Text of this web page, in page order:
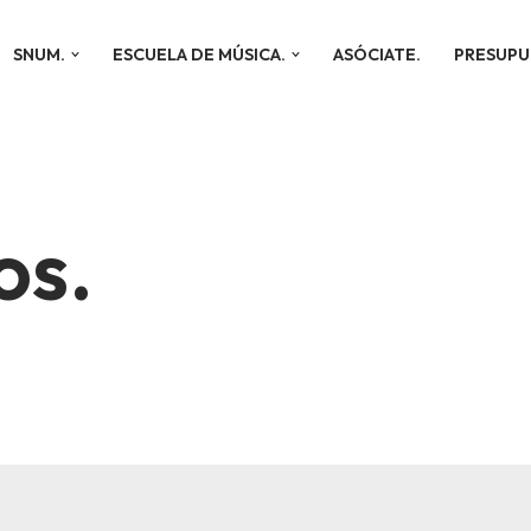
SNUM. ESCUELA DE MÚSICA. ASÓCIATE.